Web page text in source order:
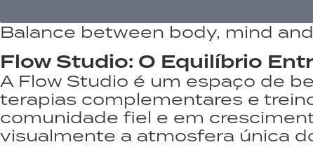
Balance between body, mind
Flow Studio: O Equilíbrio
A Flow Studio é um espaço de
terapias complementares e
comunidade fiel e em
visualmente a atmosfera única